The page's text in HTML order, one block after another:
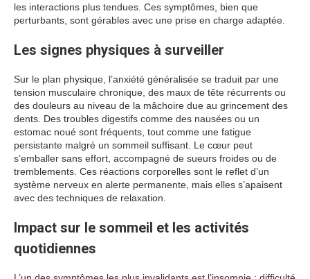
les interactions plus tendues. Ces symptômes, bien que
perturbants, sont gérables avec une prise en charge adaptée.
Les signes physiques à surveiller
Sur le plan physique, l’anxiété généralisée se traduit par une
tension musculaire chronique, des maux de tête récurrents ou
des douleurs au niveau de la mâchoire due au grincement des
dents. Des troubles digestifs comme des nausées ou un
estomac noué sont fréquents, tout comme une fatigue
persistante malgré un sommeil suffisant. Le cœur peut
s’emballer sans effort, accompagné de sueurs froides ou de
tremblements. Ces réactions corporelles sont le reflet d’un
système nerveux en alerte permanente, mais elles s’apaisent
avec des techniques de relaxation.
Impact sur le sommeil et les activités
quotidiennes